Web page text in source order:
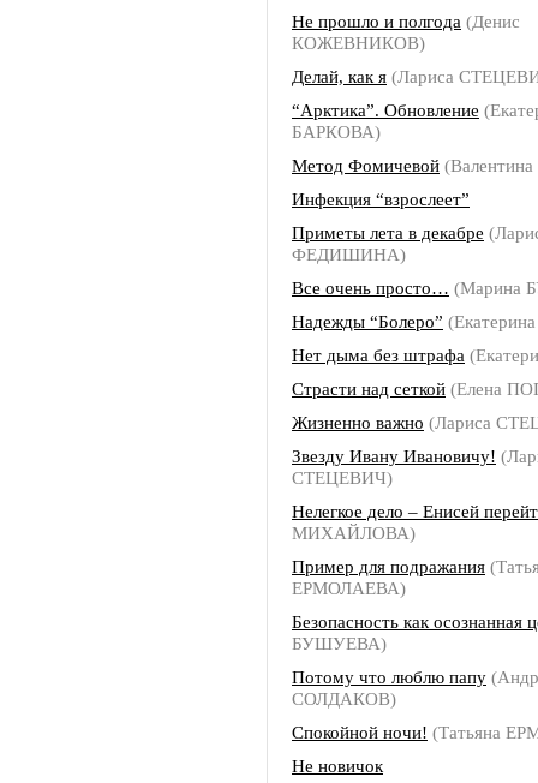
Не прошло и полгода (Денис
КОЖЕВНИКОВ)
Делай, как я (Лариса
“Арктика”. Обновление
БАРКОВА)
Метод Фомичевой
Инфекция “взрослеет”
Приметы лета в декабре
ФЕДИШИНА)
Все очень просто… (Марина
Надежды “Болеро”
Нет дыма без штрафа
Страсти над сеткой (Елена
Жизненно важно (Лариса
Звезду Ивану Ивановичу!
СТЕЦЕВИЧ)
Нелегкое дело – Енисей
МИХАЙЛОВА)
Пример для подражания
ЕРМОЛАЕВА)
Безопасность как осознанная
БУШУЕВА)
Потому что люблю папу
СОЛДАКОВ)
Спокойной ночи! (Татьяна
Не новичок